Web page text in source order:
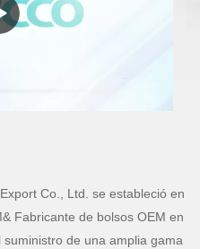
Co., Ltd. se estableció en
Fabricante de bolsos OEM en
de una amplia gama